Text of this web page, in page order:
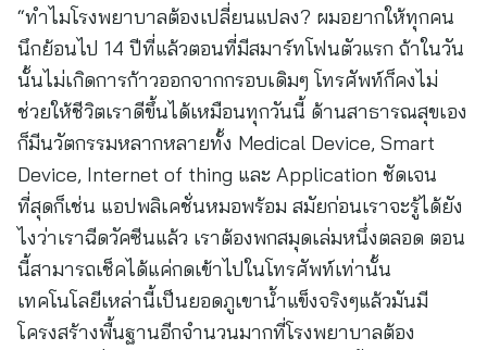
“ทำไมโรงพยาบาลต้องเปลี่ยนแปลง? ผมอยากให้ทุกคน
นึกย้อนไป 14 ปีที่แล้วตอนที่มีสมาร์ทโฟนตัวแรก ถ้าในวัน
นั้นไม่เกิดการก้าวออกจากกรอบเดิมๆ โทรศัพท์ก็คงไม่
ช่วยให้ชีวิตเราดีขึ้นได้เหมือนทุกวันนี้ ด้านสาธารณสุขเอง
ก็มีนวัตกรรมหลากหลายทั้ง Medical Device, Smart
Device, Internet of thing และ Application ชัดเจน
ที่สุดก็เช่น แอปพลิเคชั่นหมอพร้อม สมัยก่อนเราจะรู้ได้ยัง
ไงว่าเราฉีดวัคซีนแล้ว เราต้องพกสมุดเล่มหนึ่งตลอด ตอน
นี้สามารถเช็คได้แค่กดเข้าไปในโทรศัพท์เท่านั้น
เทคโนโลยีเหล่านี้เป็นยอดภูเขาน้ำแข็งจริงๆแล้วมันมี
โครงสร้างพื้นฐานอีกจำนวนมากที่โรงพยาบาลต้อง